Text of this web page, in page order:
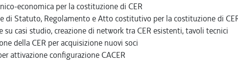
economica per la costituzione di CER
di Statuto, Regolamento e Atto costitutivo per la costituzione di
casi studio, creazione di network tra CER esistenti, tavoli tecnici
della CER per acquisizione nuovi soci
attivazione configurazione CACER